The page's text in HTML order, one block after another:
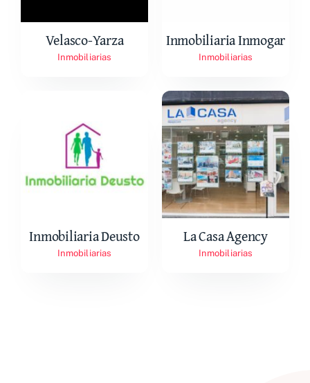
Contacto
Velasco-Yarza
Inmobiliarias
Inmobiliaria Inmogar
Inmobiliarias
Inmobiliaria Deusto
Inmobiliarias
La Casa Agency
Inmobiliarias